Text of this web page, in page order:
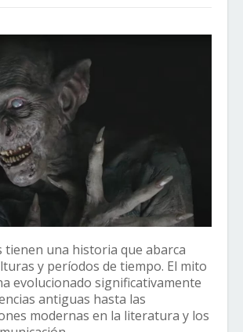
tienen una historia que abarca
y períodos de tiempo. El mito
evolucionado significativamente
antiguas hasta las
modernas en la literatura y los